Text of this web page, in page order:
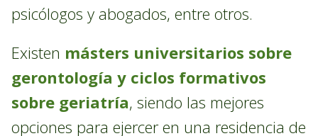
psicólogos y abogados, entre otros.
Existen másters universitarios sobre
gerontología y ciclos formativos
sobre geriatría, siendo las mejores
opciones para ejercer en una residencia de